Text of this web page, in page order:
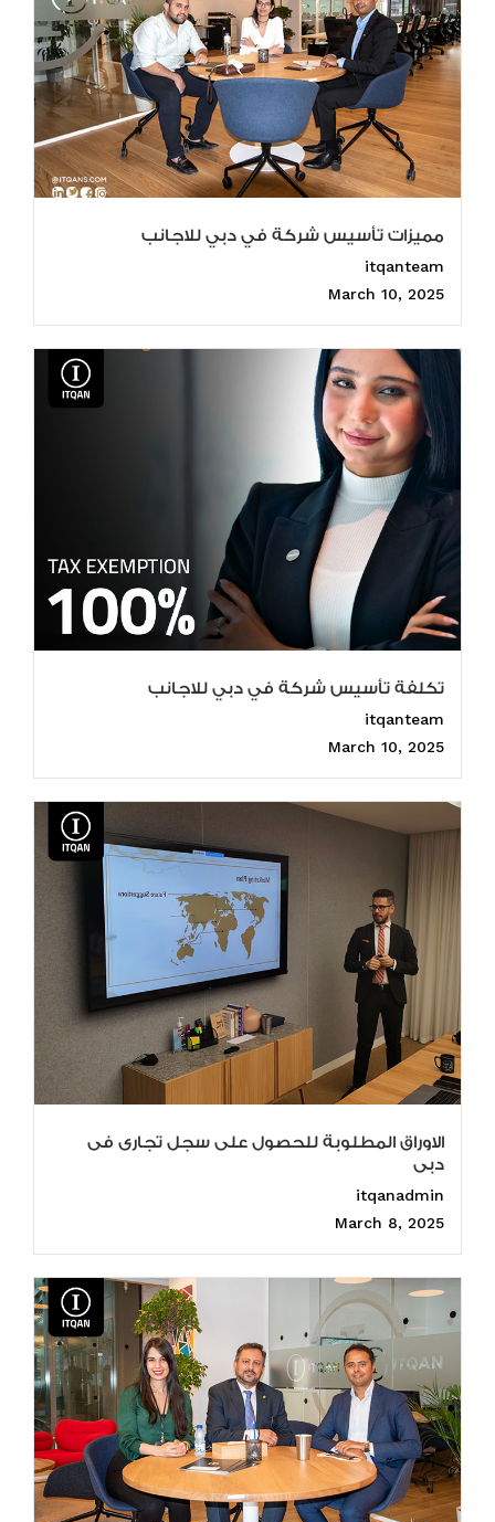
مميزات تأسيس شركة في دبي للاجانب
itqanteam
March 10, 2025
تكلفة تأسيس شركة في دبي للاجانب
itqanteam
March 10, 2025
الاوراق المطلوبة للحصول على سجل تجارى فى
دبى
itqanadmin
March 8, 2025